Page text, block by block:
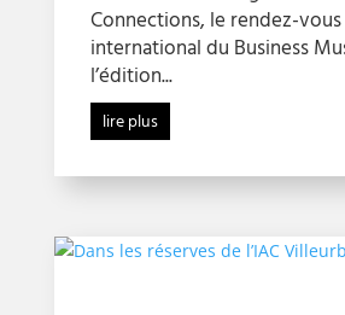
Connections, le rendez-
international du Business
l’édition...
lire plus